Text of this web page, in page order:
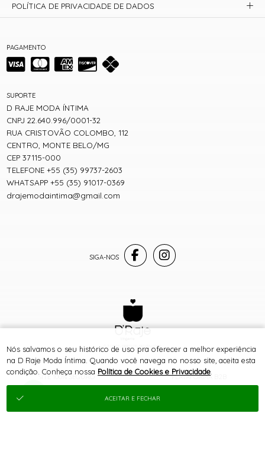
PAGAMENTO
SITE 100% SEGURO PLATAFORMA B2B
SUPORTE
D RAJE MODA ÍNTIMA
CNPJ 22.640.996/0001-32
RUA CRISTOVÃO COLOMBO, 112
CENTRO, MONTE BELO/MG
CEP 37115-000
TELEFONE +55 (35) 99737-2603
WHATSAPP +55 (35) 91017-0369
drajemodaintima@gmail.com
POLÍTICA DE PRIVACIDADE DE DADOS
® TODOS DIREITOS RESERVADOS
Nós salvamos o seu histórico de uso pra oferecer a melhor experiência
na D Raje Moda Íntima. Quando você navega no nosso site, aceita esta
condição. Conheça nossa Política de Cookies e Privacidade
ACEITAR E FECHAR